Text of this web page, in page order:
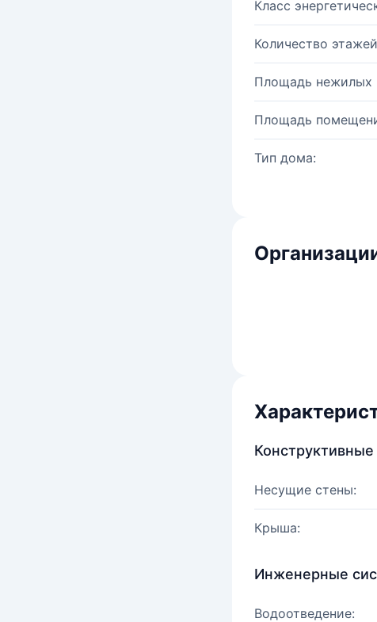
Класс
Количество
Площадь нежилых
Площадь
Тип дома:
Несущие стены:
Крыша:
Инженерные
Водоотведение: